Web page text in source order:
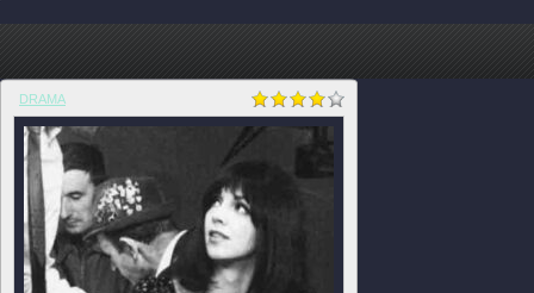
DRAMA